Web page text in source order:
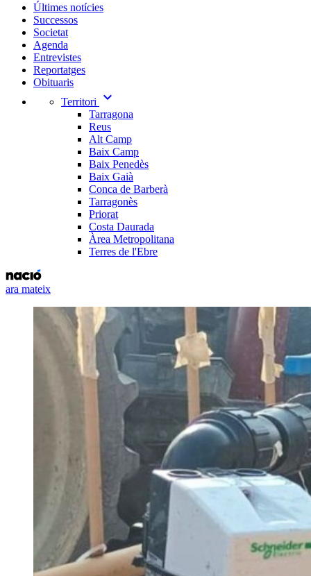
Últimes notícies
Successos
Societat
Agenda
Entrevistes
Reportatges
Obituaris
Territori
expand_more
Tarragona
Reus
Alt Camp
Baix Camp
Baix Penedès
Baix Gaià
Conca de Barberà
Tarragonès
Priorat
Costa Daurada
Àrea Metropolitana
Terres de l'Ebre
ara mateix